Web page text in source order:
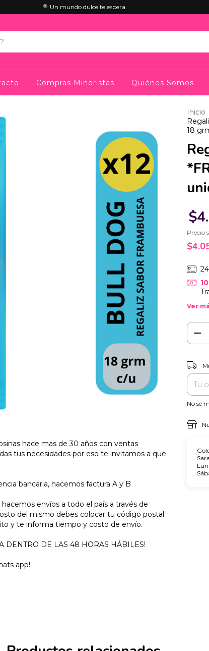
🍭 Un mundo dulce te espera
Compras Minoristas Quiénes Somos
hace mas de 30 años con ventas
tus necesidades por eso te invitamos a que
bancaria, hacemos factura A y B
envíos a todo el país a través de
del mismo debes colocar tu código postal
y te informa tiempo y costo de envío.
DENTRO DE LAS 48 HORAS HÁBILES!
app!
Inicio
18
Precio
24
Ver
No sé